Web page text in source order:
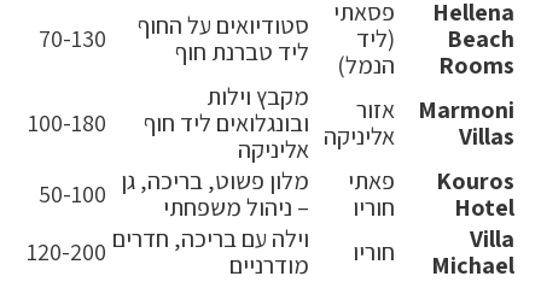
Hellena
Beach
Rooms
פסאתי
(ליד
הנמל)
סטודיואים על החוף
ליד טברנת חוף
70-130
Marmoni
Villas
אזור
אליניקה
מקבץ וילות
ובונגלואים ליד חוף
אליניקה
100-180
Kouros
Hotel
פאתי
חוריו
מלון פשוט, בריכה, גן
– ניהול משפחתי
50-100
Villa
Michael
חוריו
וילה עם בריכה, חדרים
מודרניים
120-200